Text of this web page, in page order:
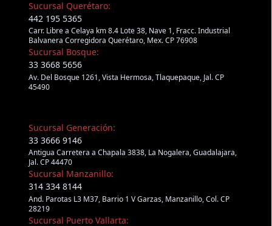
Sucursal Querétaro:
442 195 5365
Carr. Libre a Celaya km 8.4 Lote 38, Nave 1, Fracc. Industrial
Balvanera Corregidora Querétaro, Mex. CP 76908
Sucursal Bosque:
33 3668 5656
Av. Del Bosque 1261, Vista Hermosa, Tlaquepaque, Jal. CP
45490
Sucursal Generación:
33 3666 9146
Antigua Carretera a Chapala 3838, La Nogalera, Guadalajara,
Jal. CP 44470
Sucursal Manzanillo:
314 334 8144
And. Parotas L3 M37, Barrio 1 V Garzas, Manzanillo, Col. CP
28219
Sucursal Puerto Vallarta: